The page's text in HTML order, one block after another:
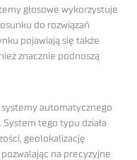
głosowe wykorzystuje
do rozwiązań
pojawiają się także
znacznie podnoszą
systemy automatycznego
tego typu działa
geolokalizację
na precyzyjne